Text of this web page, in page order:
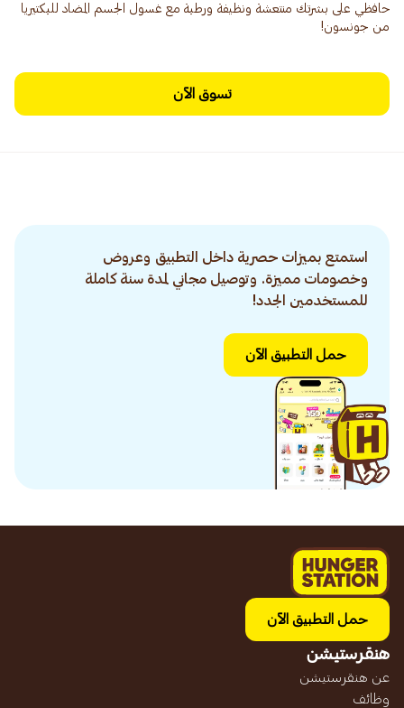
حافظي على بشرتك منتعشة ونظيفة ورطبة مع غسول الجسم المضاد للبكتيريا
من جونسون!
تسوق الآن
استمتع بميزات حصرية داخل التطبيق وعروض
وخصومات مميزة. وتوصيل مجاني لمدة سنة كاملة
للمستخدمين الجدد!
حمل التطبيق الآن
حمل التطبيق الآن
هنقرستيشن
عن هنقرستيشن
وظائف